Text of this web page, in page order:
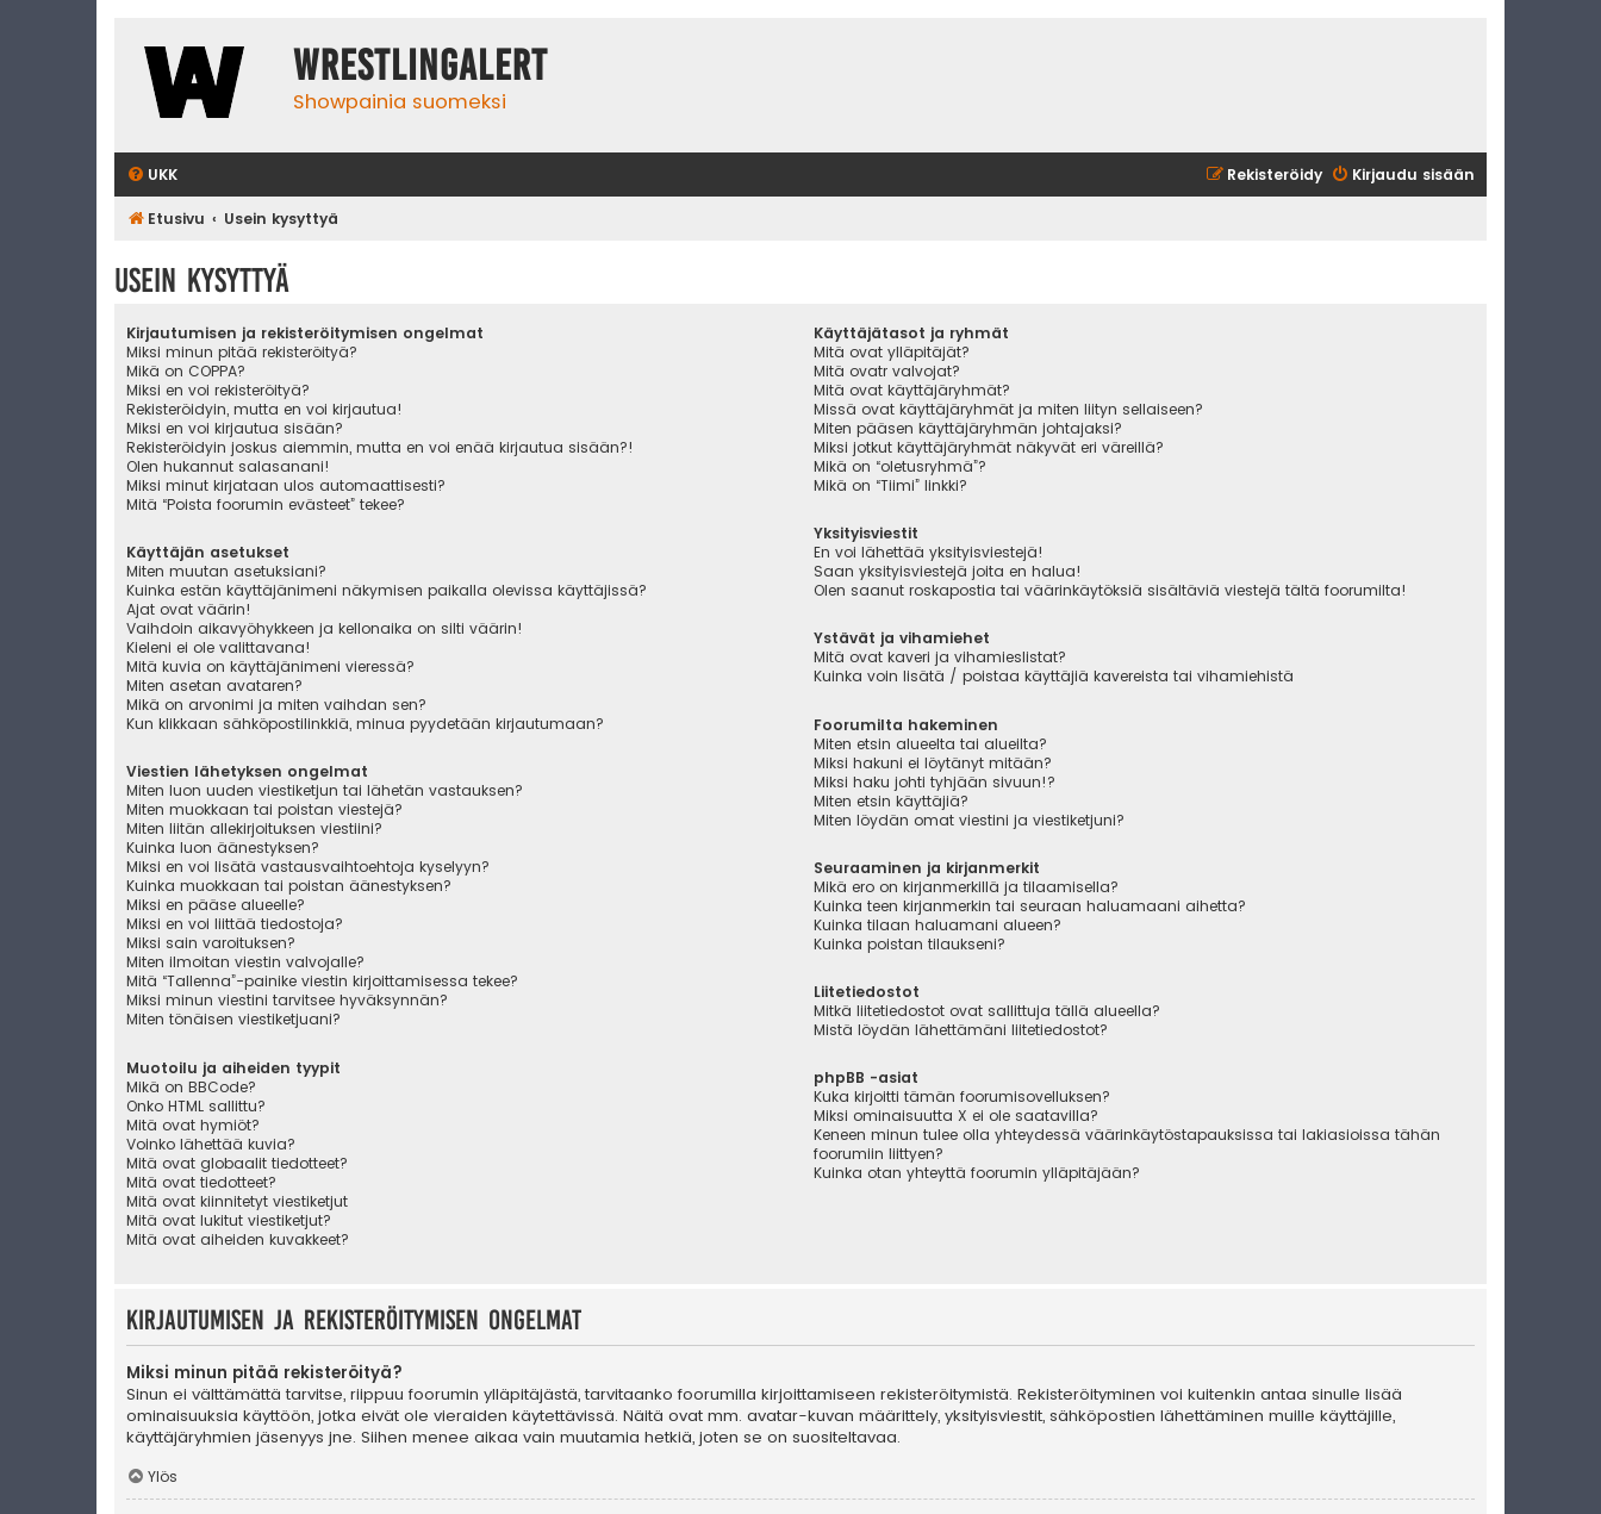
WrestlingAlert
Showpainia suomeksi
UKK Kirjaudu sisään
Rekisteröidy
Etusivu Usein kysyttyä
Usein kysyttyä
Kirjautumisen ja rekisteröitymisen ongelmat
Miksi minun pitää rekisteröityä?
Mikä on COPPA?
Miksi en voi rekisteröityä?
Rekisteröidyin, mutta en voi kirjautua!
Miksi en voi kirjautua sisään?
Rekisteröidyin joskus aiemmin, mutta en voi enää kirjautua sisään?!
Olen hukannut salasanani!
Miksi minut kirjataan ulos automaattisesti?
Mitä “Poista foorumin evästeet” tekee?
Käyttäjän asetukset
Miten muutan asetuksiani?
Kuinka estän käyttäjänimeni näkymisen paikalla olevissa käyttäjissä?
Ajat ovat väärin!
Vaihdoin aikavyöhykkeen ja kellonaika on silti väärin!
Kieleni ei ole valittavana!
Mitä kuvia on käyttäjänimeni vieressä?
Miten asetan avataren?
Mikä on arvonimi ja miten vaihdan sen?
Kun klikkaan sähköpostilinkkiä, minua pyydetään kirjautumaan?
Viestien lähetyksen ongelmat
Miten luon uuden viestiketjun tai lähetän vastauksen?
Miten muokkaan tai poistan viestejä?
Miten liitän allekirjoituksen viestiini?
Kuinka luon äänestyksen?
Miksi en voi lisätä vastausvaihtoehtoja kyselyyn?
Kuinka muokkaan tai poistan äänestyksen?
Miksi en pääse alueelle?
Miksi en voi liittää tiedostoja?
Miksi sain varoituksen?
Miten ilmoitan viestin valvojalle?
Mitä “Tallenna”-painike viestin kirjoittamisessa tekee?
Miksi minun viestini tarvitsee hyväksynnän?
Miten tönäisen viestiketjuani?
Muotoilu ja aiheiden tyypit
Mikä on BBCode?
Onko HTML sallittu?
Mitä ovat hymiöt?
Voinko lähettää kuvia?
Mitä ovat globaalit tiedotteet?
Mitä ovat tiedotteet?
Mitä ovat kiinnitetyt viestiketjut
Mitä ovat lukitut viestiketjut?
Mitä ovat aiheiden kuvakkeet?
Käyttäjätasot ja ryhmät
Mitä ovat ylläpitäjät?
Mitä ovatr valvojat?
Mitä ovat käyttäjäryhmät?
Missä ovat käyttäjäryhmät ja miten liityn sellaiseen?
Miten pääsen käyttäjäryhmän johtajaksi?
Miksi jotkut käyttäjäryhmät näkyvät eri väreillä?
Mikä on “oletusryhmä”?
Mikä on “Tiimi” linkki?
Yksityisviestit
En voi lähettää yksityisviestejä!
Saan yksityisviestejä joita en halua!
Olen saanut roskapostia tai väärinkäytöksiä sisältäviä viestejä tältä foorumilta!
Ystävät ja vihamiehet
Mitä ovat kaveri ja vihamieslistat?
Kuinka voin lisätä / poistaa käyttäjiä kavereista tai vihamiehistä
Foorumilta hakeminen
Miten etsin alueelta tai alueilta?
Miksi hakuni ei löytänyt mitään?
Miksi haku johti tyhjään sivuun!?
Miten etsin käyttäjiä?
Miten löydän omat viestini ja viestiketjuni?
Seuraaminen ja kirjanmerkit
Mikä ero on kirjanmerkillä ja tilaamisella?
Kuinka teen kirjanmerkin tai seuraan haluamaani aihetta?
Kuinka tilaan haluamani alueen?
Kuinka poistan tilaukseni?
Liitetiedostot
Mitkä liitetiedostot ovat sallittuja tällä alueella?
Mistä löydän lähettämäni liitetiedostot?
phpBB -asiat
Kuka kirjoitti tämän foorumisovelluksen?
Miksi ominaisuutta X ei ole saatavilla?
Keneen minun tulee olla yhteydessä väärinkäytöstapauksissa tai lakiasioissa tähän
foorumiin liittyen?
Kuinka otan yhteyttä foorumin ylläpitäjään?
Kirjautumisen ja rekisteröitymisen ongelmat
Miksi minun pitää rekisteröityä?
Sinun ei välttämättä tarvitse, riippuu foorumin ylläpitäjästä, tarvitaanko foorumilla kirjoittamiseen rekisteröitymistä. Rekisteröityminen voi kuitenkin antaa sinulle lisää
ominaisuuksia käyttöön, jotka eivät ole vieraiden käytettävissä. Näitä ovat mm. avatar-kuvan määrittely, yksityisviestit, sähköpostien lähettäminen muille käyttäjille,
käyttäjäryhmien jäsenyys jne. Siihen menee aikaa vain muutamia hetkiä, joten se on suositeltavaa.
Ylös